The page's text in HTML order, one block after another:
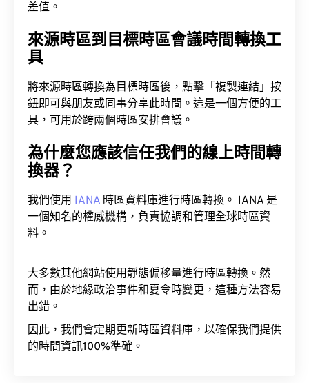
差值。
來源時區到目標時區會議時間轉換工
具
將來源時區轉換為目標時區後，點擊「複製連結」按
鈕即可與朋友或同事分享此時間。這是一個方便的工
具，可用於跨兩個時區安排會議。
為什麼您應該信任我們的線上時間轉
換器？
我們使用 IANA 時區資料庫進行時區轉換。 IANA 是
一個知名的權威機構，負責協調和管理全球時區資
料。
大多數其他網站使用靜態偏移量進行時區轉換。然
而，由於地緣政治事件和夏令時變更，這種方法容易
出錯。
因此，我們會定期更新時區資料庫，以確保我們提供
的時間資訊100%準確。